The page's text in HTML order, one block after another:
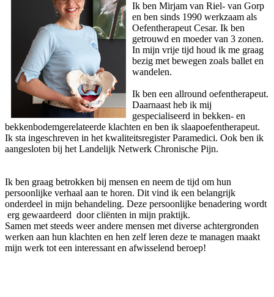
Ik ben Mirjam van Riel- van Gorp
en ben sinds 1990 werkzaam als
Oefentherapeut Cesar. Ik ben
getrouwd en moeder van 3 zonen.
In mijn vrije tijd houd ik me graag
bezig met bewegen zoals ballet en
wandelen.
Ik ben een allround oefentherapeut.
Daarnaast heb ik mij
gespecialiseerd in bekken- en
bekkenbodemgerelateerde klachten en ben ik slaapoefentherapeut.
Ik sta ingeschreven in het kwaliteitsregister Paramedici. Ook ben ik
aangesloten bij het Landelijk Netwerk Chronische Pijn.
Ik ben graag betrokken bij mensen en neem de tijd om hun
persoonlijke verhaal aan te horen. Dit vind ik een belangrijk
onderdeel in mijn behandeling. Deze persoonlijke benadering wordt
erg gewaardeerd door cliënten in mijn praktijk.
Samen met steeds weer andere mensen met diverse achtergronden
werken aan hun klachten en hen zelf leren deze te managen maakt
mijn werk tot een interessant en afwisselend beroep!